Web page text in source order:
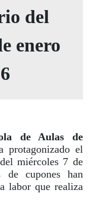
del
enero
de Aulas de
protagonizado el
miércoles 7 de
de cupones han
labor que realiza